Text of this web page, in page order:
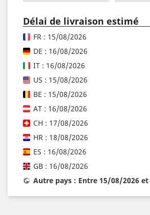
Délai de livraison estimé
FR : 15/08/2026
DE : 16/08/2026
IT : 16/08/2026
US : 15/08/2026
BE : 15/08/2026
AT : 16/08/2026
CH : 17/08/2026
HR : 18/08/2026
ES : 16/08/2026
GB : 16/08/2026
Autre pays : Entre 15/08/2026